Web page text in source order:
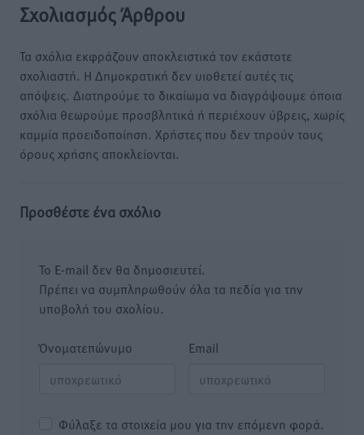
Σχολιασμός Άρθρου
Τα σχόλια εκφράζουν αποκλειστικά τον εκάστοτε
σχολιαστή. Η Δημοκρατική δεν υιοθετεί αυτές τις
απόψεις. Διατηρούμε το δικαίωμα να διαγράψουμε όποια
σχόλια θεωρούμε προσβλητικά ή περιέχουν ύβρεις, χωρίς
καμμία προειδοποίηση. Χρήστες που δεν τηρούν τους
όρους χρήσης αποκλείονται.
Προσθέστε ένα σχόλιο
Το E-mail δεν θα δημοσιευτεί.
Πρέπει να συμπληρωθούν όλα τα πεδία για την
υποβολή του σχολίου.
Όνοματεπώνυμο Email
Φύλαξε τα στοιχεία μου για την επόμενη φορά.